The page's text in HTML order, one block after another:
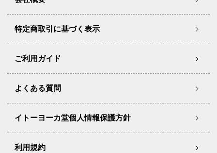
特定商取引に基づく表示
ご利用ガイド
よくある質問
イトーヨーカ堂個人情報保護方針
利用規約